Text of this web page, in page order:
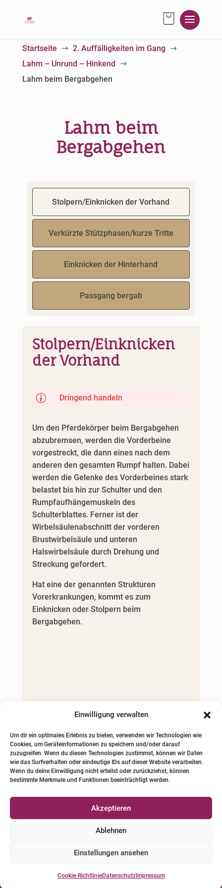
Einwilligung verwalten
Um dir ein optimales Erlebnis zu bieten, verwenden wir Technologien wie
Cookies, um Geräteinformationen zu speichern und/oder darauf
zuzugreifen. Wenn du diesen Technologien zustimmst, können wir Daten
wie das Surfverhalten oder eindeutige IDs auf dieser Website verarbeiten.
Wenn du deine Einwilligung nicht erteilst oder zurückziehst, können
bestimmte Merkmale und Funktionen beeinträchtigt werden.
Akzeptieren
Ablehnen
Einstellungen ansehen
Cookie-RichtlinieDatenschutzImpressum
Startseite $ 2. Auffälligkeiten im Gang $
Lahm – Unrund – Hinkend $
Lahm beim Bergabgehen
Lahm beim
Bergabgehen
Stolpern/Einknicken der Vorhand
Verkürzte Stützphasen/kurze Tritte
Einknicken der Hinterhand
Passgang bergab
Stolpern/Einknicken
der Vorhand
p Dringend handeln
Um den Pferdekörper beim Bergabgehen
abzubremsen, werden die Vorderbeine
vorgestreckt, die dann eines nach dem
anderen den gesamten Rumpf halten. Dabei
werden die Gelenke des Vorderbeines stark
belastet bis hin zur Schulter und den
Rumpfaufhängemuskeln des
Schulterblattes. Ferner ist der
Wirbelsäulenabschnitt der vorderen
Brustwirbelsäule und unteren
Halswirbelsäule durch Drehung und
Streckung gefordert.
Hat eine der genannten Strukturen
Vorerkrankungen, kommt es zum
Einknicken oder Stolpern beim
Bergabgehen.